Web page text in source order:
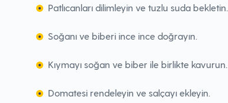
Patlıcanları dilimleyin ve tuzlu suda bekletin.
Soğanı ve biberi ince ince doğrayın.
Kıymayı soğan ve biber ile birlikte kavurun.
Domatesi rendeleyin ve salçayı ekleyin.